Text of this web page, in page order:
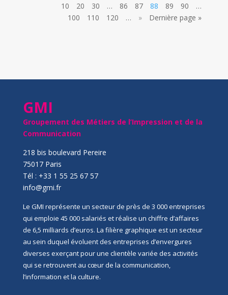
10
20 30 … 86 87 88 89 90
…
100
110 120 … » Dernière page »
GMI
Groupement des Métiers de l’Impression et de la
Communication
218 bis boulevard Pereire
75017 Paris
Tél : +33 1 55 25 67 57
info@gmi.fr
Le GMI représente un secteur de près de 3 000 entreprises
qui emploie 45 000 salariés et réalise un chiffre d’affaires
de 6,5 milliards d’euros. La filière graphique est un secteur
au sein duquel évoluent des entreprises d’envergures
diverses exerçant pour une clientèle variée des activités
qui se retrouvent au cœur de la communication,
l’information et la culture.